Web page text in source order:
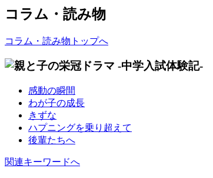
コラム・読み物
コラム・読み物トップへ
感動の瞬間
わが子の成長
きずな
ハプニングを乗り超えて
後輩たちへ
関連キーワードへ